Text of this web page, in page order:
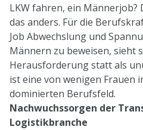
LKW fahren, ein
das anders. Für die
Job Abwechslung und
Männern zu beweisen, sieht
Herausforderung statt als
ist eine von wenigen Frauen
dominierten Berufsfeld.
Nachwuchssorgen der
Logistikbranche